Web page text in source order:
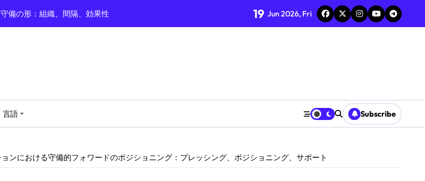
攻撃のサポート, 守備の役割, 幅
ォワードのポジショニング：プレッシング、ポジショニング、サポート
ン：ディフェンシブシェイプ、プレッシング、トランジション
備的コミュニケーション：明確さ、効果、サポート
: バランス、プレッシャー、リカバリー
19 Jun 2026, Fri
言語 Subscribe
ンにおける守備的フォワードのポジショニング：プレッシング、ポジショニング、サポート